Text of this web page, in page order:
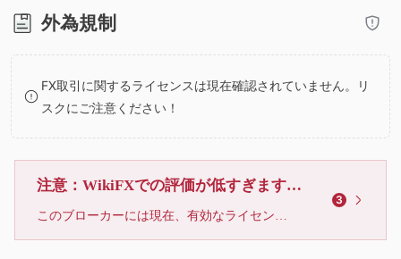
6
7
8
9
外為規制
FX取引に関するライセンスは現在確認されていません。リ
スクにご注意ください！
注意：WikiFXでの評価が低すぎます、利用しないでください
このブローカーには現在、有効なライセンスが確認されていません。リスクにご注意下さい！
3